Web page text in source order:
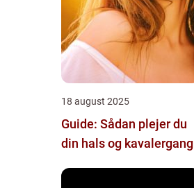
18 august 2025
Guide: Sådan plejer du
din hals og kavalergang